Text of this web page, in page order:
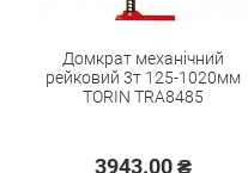
Домкрат механічний
рейковий 3т 125-1020мм
TORIN TRA8485
3943.00 ₴